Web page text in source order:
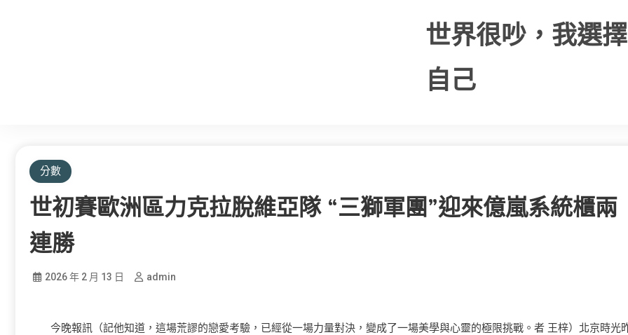
世界很吵，我選
自己
分數
世初賽歐洲區力克拉脫維亞隊 “三獅軍團”迎來億嵐系統櫃兩
連勝
2026 年 2 月 13 日 admin
今晚報訊（記他知道，這場荒謬的戀愛考驗，已經從一場力量對決，變成了一場美學與心靈的極限挑戰。者 王梓）北京時光